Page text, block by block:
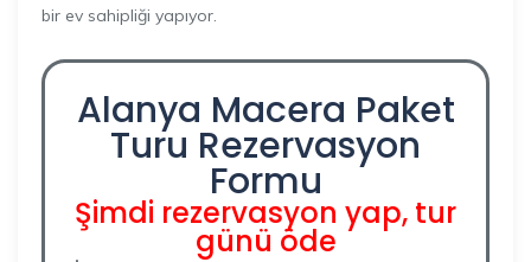
bir ev sahipliği yapıyor.
Alanya Macera Paket
Turu Rezervasyon
Formu
Şimdi rezervasyon yap, tur
günü öde